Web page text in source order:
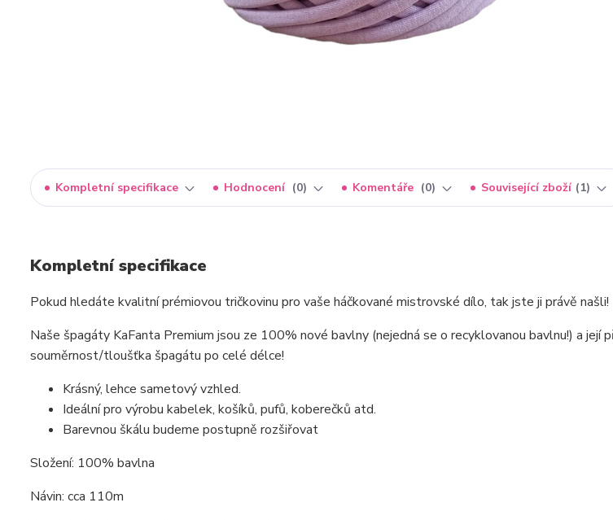
Kompletní specifikace Hodnocení 0 Komentáře 0 Související zboží 1
Kompletní specifikace
Pokud hledáte kvalitní prémiovou tričkovinu pro vaše háčkované mistrovské dílo, tak jste ji právě našli!
Naše špagáty KaFanta Premium jsou ze 100% nové bavlny (nejedná se o recyklovanou bavlnu!) a její
souměrnost/tloušťka špagátu po celé délce!
Krásný, lehce sametový vzhled.
Ideální pro výrobu kabelek, košíků, pufů, koberečků atd.
Barevnou škálu budeme postupně rozšiřovat
Složení: 100% bavlna
Návin: cca 110m